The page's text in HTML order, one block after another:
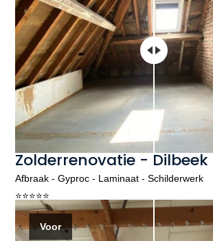
Zolderrenovatie - Dilbeek
Afbraak - Gyproc - Laminaat - Schilderwerk
⭐️⭐️⭐️⭐️⭐️
Voor